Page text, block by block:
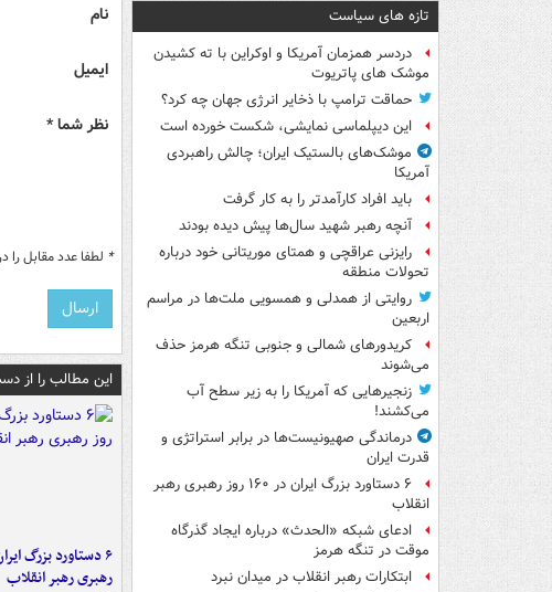
تازه های سیاست
دردسر همزمان آمریکا و اوکراین با ته کشیدن
موشک های پاتریوت
حماقت ترامپ با ذخایر انرژی جهان چه کرد؟
این دیپلماسی نمایشی، شکست خورده است
موشک‌های بالستیک ایران؛ چالش راهبردی
آمریکا
باید افراد کارآمدتر را به کار گرفت
آنچه رهبر شهید سال‌ها پیش دیده بودند
رایزنی عراقچی و همتای موریتانی خود درباره
تحولات منطقه
روایتی از همدلی و همسویی ملت‌ها در مراسم
اربعین
کریدورهای شمالی و جنوبی تنگه هرمز حذف
می‌شوند
زنجیرهایی که آمریکا را به زیر سطح آب
می‌کشند!
درماندگی صهیونیست‌ها در برابر استراتژی و
قدرت ایران
۶ دستاورد بزرگ ایران در ۱۶۰ روز رهبری رهبر
انقلاب
ادعای شبکه «الحدث» درباره ایجاد گذرگاه
موقت در تنگه هرمز
ابتکارات رهبر انقلاب در میدان نبرد
نام
ایمیل
نظر شما *
* لطفا عدد مقابل را
این مطالب را از
رهبری رهبر انقلاب